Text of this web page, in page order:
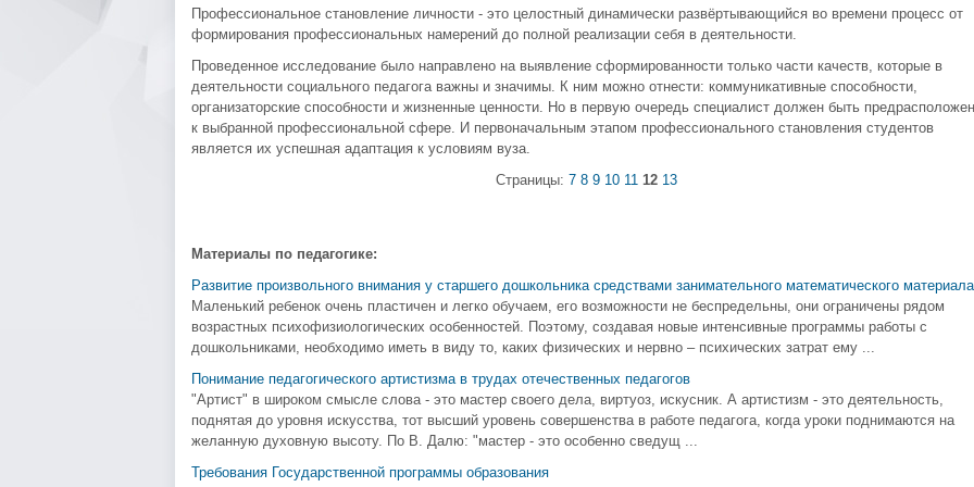
Профессиональное становление личности - это целостный динамически развёртывающийся во времени процесс от
формирования профессиональных намерений до полной реализации себя в деятельности.
Проведенное исследование было направлено на выявление сформированности только части качеств, которые в
деятельности социального педагога важны и значимы. К ним можно отнести: коммуникативные способности,
организаторские способности и жизненные ценности. Но в первую очередь специалист должен быть предрасположен
к выбранной профессиональной сфере. И первоначальным этапом профессионального становления студентов
является их успешная адаптация к условиям вуза.
Страницы: 7 8 9 10 11 12 13
Материалы по педагогике:
Развитие произвольного внимания у старшего дошкольника средствами занимательного математического материала
Маленький ребенок очень пластичен и легко обучаем, его возможности не беспредельны, они ограничены рядом
возрастных психофизиологических особенностей. Поэтому, создавая новые интенсивные программы работы с
дошкольниками, необходимо иметь в виду то, каких физических и нервно – психических затрат ему ...
Понимание педагогического артистизма в трудах отечественных педагогов
"Артист" в широком смысле слова - это мастер своего дела, виртуоз, искусник. А артистизм - это деятельность,
поднятая до уровня искусства, тот высший уровень совершенства в работе педагога, когда уроки поднимаются на
желанную духовную высоту. По В. Далю: "мастер - это особенно сведущ ...
Требования Государственной программы образования